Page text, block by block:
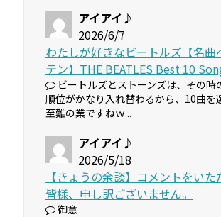
アイアイ♪
2026/6/7
わたしが好きなビートルズ【名曲
テン】THE BEATLES Best 10
ビートルズとストーンズは、その時
順位がかなり入れ替わるから、10曲を
至難の業ですねｗ...
アイアイ♪
2026/5/18
【きょうの余談】コメントをいた
皆様、申し訳ございません。
御意